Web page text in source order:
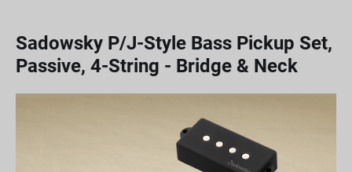
Sadowsky P/J-Style Bass Pickup Set,
Passive, 4-String - Bridge & Neck